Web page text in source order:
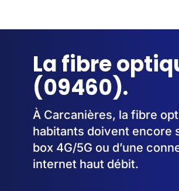
La fibre
(09460).
À Carcanières, la fibre
habitants doivent encore
box 4G/5G ou d’une
internet haut débit.